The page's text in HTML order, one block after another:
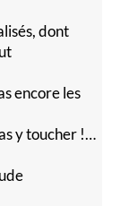
dont
encore les
y toucher !…